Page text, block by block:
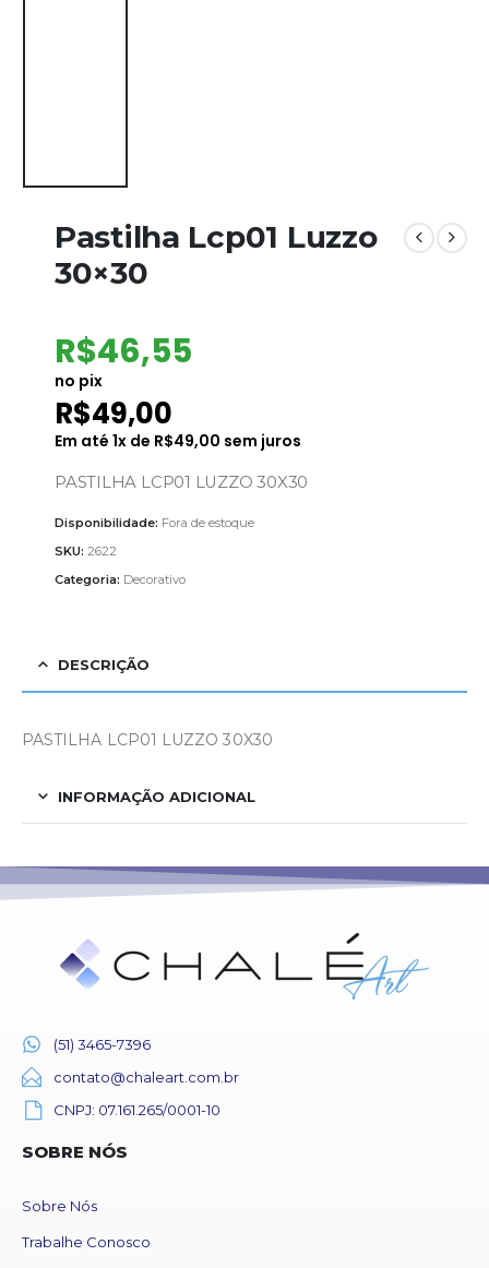
Pastilha Lcp01 Luzzo
30×30
R$46,55
no pix
R$49,00
Em até 1x de R$49,00 sem juros
PASTILHA LCP01 LUZZO 30X30
Disponibilidade: Fora de estoque
SKU: 2622
Categoria: Decorativo
DESCRIÇÃO
PASTILHA LCP01 LUZZO 30X30
INFORMAÇÃO ADICIONAL
(51) 3465-7396
contato@chaleart.com.br
CNPJ: 07.161.265/0001-10
SOBRE NÓS
Sobre Nós
Trabalhe Conosco